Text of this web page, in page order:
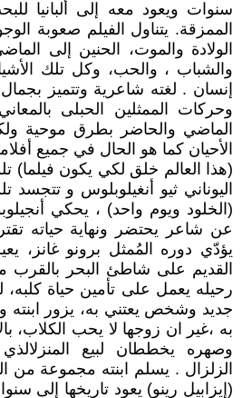
سنوات ويعود معه إلى ألبانيا
الممزقة. يتناول الفيلم صعوبة
الولادة والموت، الحنين إلى
والشباب ، والحب، وكل تلك
إنسان . لغته شاعرية وتتميز
وحركات الممثلين الحبلى
الماضي والحاضر بطرق موحية
الأحيان كما هو الحال في جميع
(هذا العالم خلق لكي يكون فيلما)
اليوناني ثيو أنغيلوبلوس و تتجسد
(الخلود ويوم واحد) ، يحكي
عن شاعر يحتضر ونهاية حياته
يؤدّي دوره المُمثل برونو غانز،
القديم على شاطئ البحر بالقرب
رحيله يعمل على تأمين حياة كلبه،
جديد وشخص يعتني به، يزور ابنته
به ،غير ان زوجها لا يحب الكلاب،
وصهره يخططان لبيع
الزلزال . يسلم ابنته مجموعة من
(إيزابيل رينو) يعود تاريخها إلى